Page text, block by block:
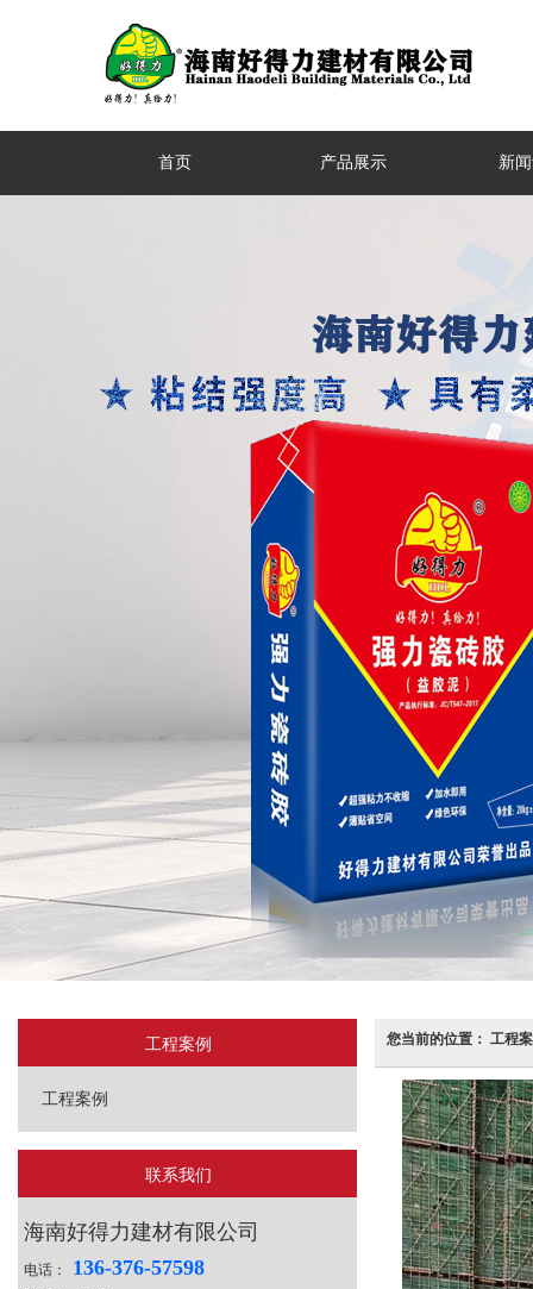
首页 产品展示 新
您当前的位置： 工程
工程案例
工程案例
联系我们
海南好得力建材有限公司
电话： 136-376-57598